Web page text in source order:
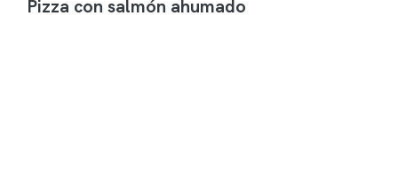
Pizza con salmón ahumado